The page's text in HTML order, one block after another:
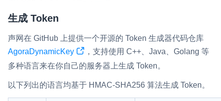
与 RTC 客户端 SDK 互通，实现收发流
PPT 转码服务
快速高效的文档转换解决方案
全周期通话质量检测、回溯和分析方案
生成 Token
声网在 GitHub 上提供一个开源的 Token 生成器代码仓库
AgoraDynamicKey
，支持使用 C++、Java、Golang 等
多种语言来在你自己的服务器上生成 Token。
以下列出的语言均基于 HMAC-SHA256 算法生成 Token。